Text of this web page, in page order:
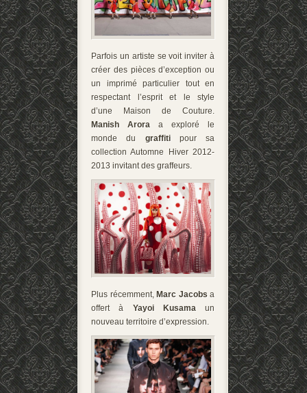
Parfois un artiste se voit inviter à
créer des pièces d’exception ou
un imprimé particulier tout en
respectant l’esprit et le style
d’une Maison de Couture.
Manish Arora a exploré le
monde du graffitipour sa
collection Automne Hiver 2012-
2013 invitant des graffeurs.
Plus récemment, Marc Jacobsa
offert à Yayoi Kusamaun
nouveau territoire d’expression.